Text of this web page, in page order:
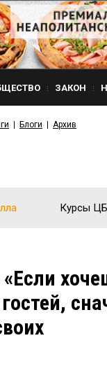
ЗАКОН
Блоги Архив
Курсы